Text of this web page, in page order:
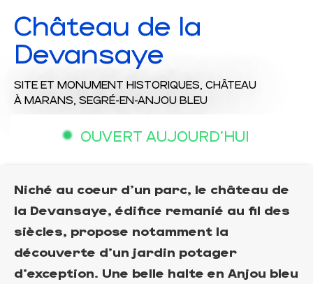
Château de la
Devansaye
SITE ET MONUMENT HISTORIQUES, CHÂTEAU
À MARANS, SEGRÉ-EN-ANJOU BLEU
OUVERT AUJOURD'HUI
Niché au coeur d'un parc, le château de
la Devansaye, édifice remanié au fil des
siècles, propose notamment la
découverte d'un jardin potager
d'exception. Une belle halte en Anjou bleu